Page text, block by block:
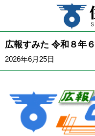
広報すみた 令和８年
2026年6月25日